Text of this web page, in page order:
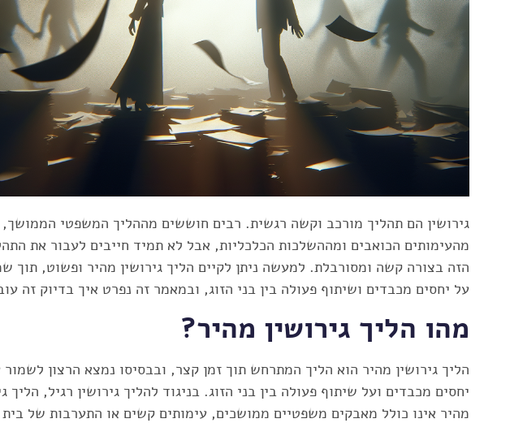
גירושין הם תהליך מורכב וקשה רגשית. רבים חוששים מההליך המשפטי הממושך,
מהעימותים הכואבים ומההשלכות הכלכליות, אבל לא תמיד חייבים לעבור את
הזה בצורה קשה ומסורבלת. למעשה ניתן לקיים הליך גירושין מהיר ופשוט, תוך
על יחסים מכבדים ושיתוף פעולה בין בני הזוג, ובמאמר זה נפרט איך בדיוק זה
מהו הליך גירושין מהיר?
הליך גירושין מהיר הוא הליך המתרחש תוך זמן קצר, ובבסיסו נמצא הרצון לשמור
יחסים מכבדים ועל שיתוף פעולה בין בני הזוג. בניגוד להליך גירושין רגיל, הליך
מהיר אינו כולל מאבקים משפטיים ממושכים, עימותים קשים או התערבות של בית